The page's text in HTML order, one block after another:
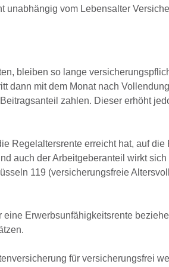
vom Lebensalter
bleiben so lange
dann mit dem Monat nach
zahlen. Dieser erhöht
Regelaltersrente erreicht hat, auf
auch der Arbeitgeberanteil wirkt
119 (versicherungsfreie
Erwerbsunfähigkeitsrente
für versicherungsfrei